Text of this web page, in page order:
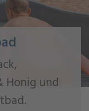
Honig und